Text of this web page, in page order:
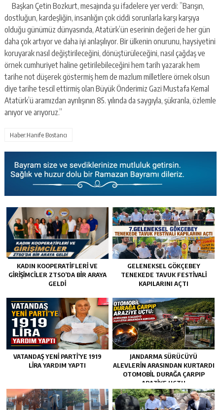
Başkan Çetin Bozkurt, mesajında şu ifadelere yer verdi: ”Barışın,
dostluğun, kardeşliğin, insanlığın çok ciddi sorunlarla karşı karşıya
olduğu günümüz dünyasında, Atatürk’ün eserinin değeri de her gün
daha çok artıyor ve daha iyi anlaşılıyor. Bir ülkenin onurunu, haysiyetini
koruyarak nasıl değiştirileceğini, dönüştürüleceğini, nasıl çağdaş ve
örnek cumhuriyet haline getirilebileceğini hem tarih yazarak hem
tarihe not düşerek göstermiş hem de mazlum milletlere örnek olsun
diye tarihe tescil ettirmiş olan Büyük Önderimiz Gazi Mustafa Kemal
Atatürk’ü aramızdan ayrılışının 85. yılında da saygıyla, şükranla, özlemle
anıyor ve arıyoruz.”
Haber:Hanife Bostancı
KADIN KOOPERATİFLERİ VE
GİRİŞİMCİLER ZTSO’DA BİR ARAYA
GELDİ
GELENEKSEL GÖKÇEBEY
TENEKEDE TAVUK FESTIVALI
KAPILARINI AÇTI
VATANDAŞ YENİ PARTİ’YE 1919
LİRA YARDIM YAPTI
JANDARMA SÜRÜCÜYÜ
ALEVLERIN ARASINDAN KURTARDI
OTOMOBIL DURAĞA ÇARPIP
ARAZIYE UÇTU